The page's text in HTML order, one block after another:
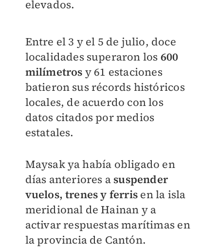
elevados.
Entre el 3 y el 5 de julio, doce
localidades superaron los 600
milímetros y 61 estaciones
batieron sus récords históricos
locales, de acuerdo con los
datos citados por medios
estatales.
Maysak ya había obligado en
días anteriores asuspender
vuelos, trenes y ferris en la isla
meridional de Hainan y a
activar respuestas marítimas en
la provincia de Cantón.